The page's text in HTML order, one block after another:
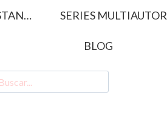
SERIES MULTIAUTOR
BLOG